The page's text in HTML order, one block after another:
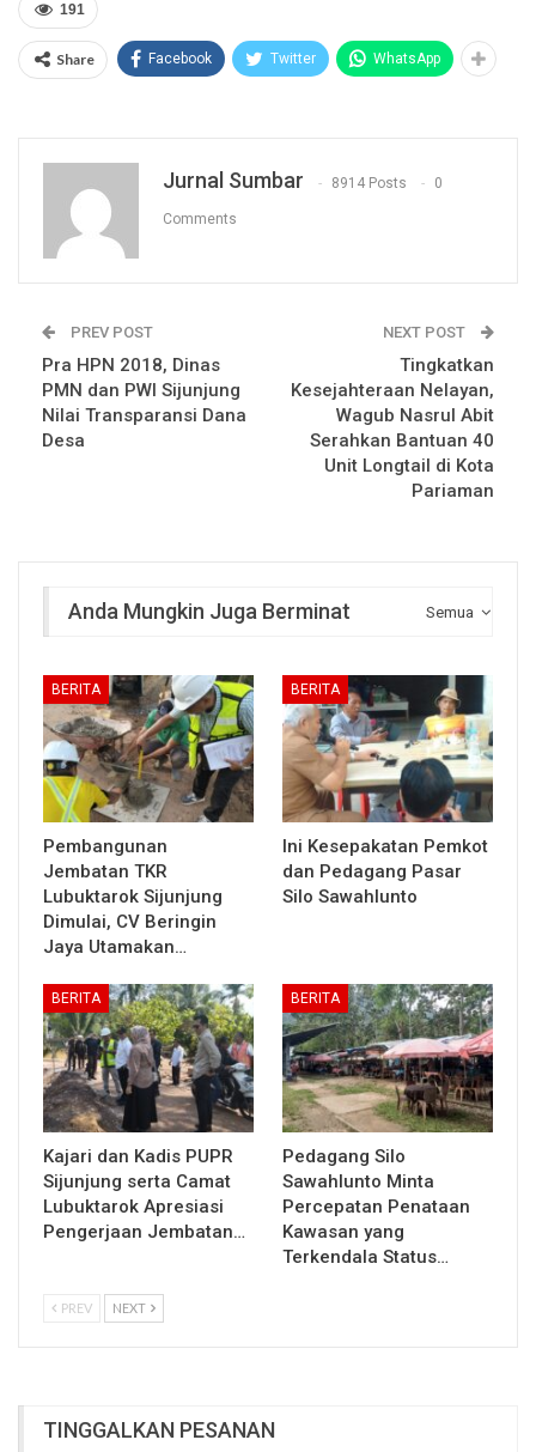
191
Share Facebook Twitter WhatsApp
Jurnal Sumbar 8914 Posts 0
Comments
PREV POST
Pra HPN 2018, Dinas
PMN dan PWI Sijunjung
Nilai Transparansi Dana
Desa
NEXT POST
Tingkatkan
Kesejahteraan Nelayan,
Wagub Nasrul Abit
Serahkan Bantuan 40
Unit Longtail di Kota
Pariaman
Semua
Anda Mungkin Juga Berminat
BERITA
Pembangunan
Jembatan TKR
Lubuktarok Sijunjung
Dimulai, CV Beringin
Jaya Utamakan…
BERITA
Ini Kesepakatan Pemkot
dan Pedagang Pasar
Silo Sawahlunto
BERITA
Kajari dan Kadis PUPR
Sijunjung serta Camat
Lubuktarok Apresiasi
Pengerjaan Jembatan…
BERITA
Pedagang Silo
Sawahlunto Minta
Percepatan Penataan
Kawasan yang
Terkendala Status…
PREV NEXT
TINGGALKAN PESANAN